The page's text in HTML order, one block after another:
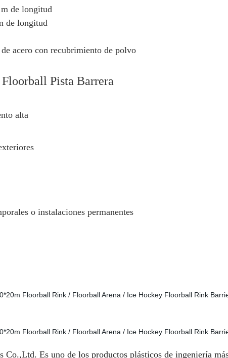
m de longitud
de longitud
acero con recubrimiento de polvo
Pista Barrera
alta
o instalaciones permanentes
Es uno de los productos plásticos de ingeniería